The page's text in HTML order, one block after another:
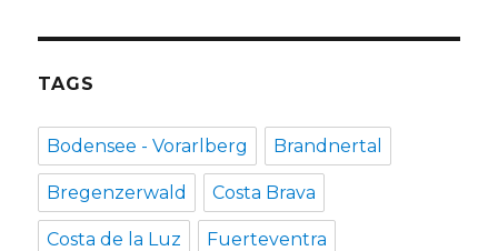
TAGS
Bodensee - Vorarlberg Brandnertal
Bregenzerwald Costa Brava
Costa de la Luz Fuerteventra